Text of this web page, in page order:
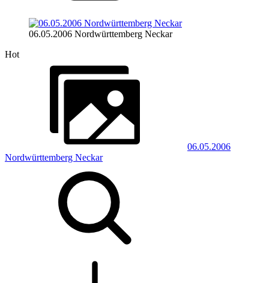
06.05.2006 Nordwürttemberg Neckar
Hot
06.05.2006
Nordwürttemberg Neckar